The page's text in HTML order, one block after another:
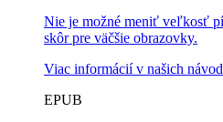
Nie je možné meniť veľkosť
skôr pre väčšie obrazovky.
Viac informácií v našich
EPUB